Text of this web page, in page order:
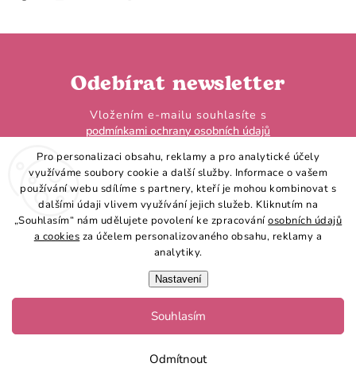
Pro personalizaci obsahu, reklamy a pro analytické účely
využíváme soubory cookie a další služby. Informace o vašem
používání webu sdílíme s partnery, kteří je mohou kombinovat s
dalšími údaji vlivem využívání jejich služeb. Kliknutím na
„Souhlasím“ nám udělujete povolení ke zpracováníosobních údajů
a cookies za účelem personalizovaného obsahu, reklamy a
analytiky.
Nastavení
Odmítnout
Souhlasím
Odebírat newsletter
Vložením e-mailu souhlasíte s
podmínkami ochrany osobních údajů
Přihlásit se
Vytvořil Shoptet
Hobby Horse LarDen